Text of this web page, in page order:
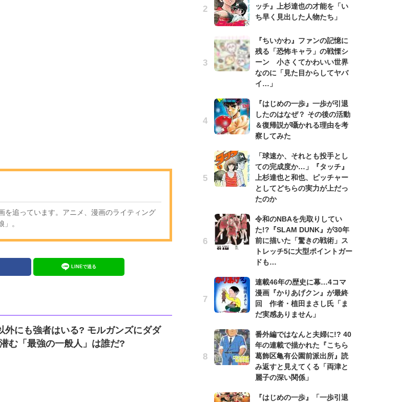
を追っています。アニメ、漫画のライティング
。
LINEで送る
外にも強者はいる? モルガンズにダダ
む「最強の一般人」は誰だ?
ッチ』上杉達也の才能を「い
ち早く見出した人物たち」
『ちいかわ』ファンの記憶に
残る「恐怖キャラ」の戦慄シ
ーン 小さくてかわいい世界
なのに「見た目からしてヤバ
イ…」
『はじめの一歩』一歩が引退
したのはなぜ？ その後の活動
＆復帰説が囁かれる理由を考
察してみた
「球速か、それとも投手とし
ての完成度か…」『タッチ』
上杉達也と和也、ピッチャー
としてどちらの実力が上だっ
たのか
令和のNBAを先取りしてい
た!?『SLAM DUNK』が30年
前に描いた「驚きの戦術」ス
トレッチ5に大型ポイントガー
ドも…
連載46年の歴史に幕…4コマ
漫画『かりあげクン』が最終
回 作者・植田まさし氏「ま
だ実感ありません」
番外編ではなんと夫婦に!? 40
年の連載で描かれた『こちら
葛飾区亀有公園前派出所』読
み返すと見えてくる「両津と
麗子の深い関係」
『はじめの一歩』「一歩引退